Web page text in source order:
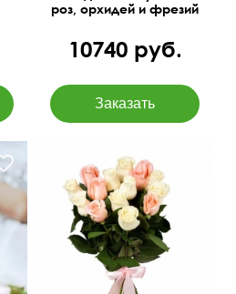
роз, орхидей и фрезий
10740 руб.
Букет-конструктор,
количество цветов
можно изменить
50 см